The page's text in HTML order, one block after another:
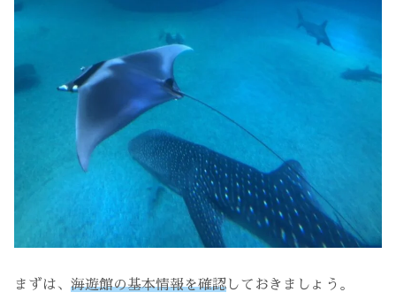
まずは、 海遊館の基本情報を確認 しておきましょう。